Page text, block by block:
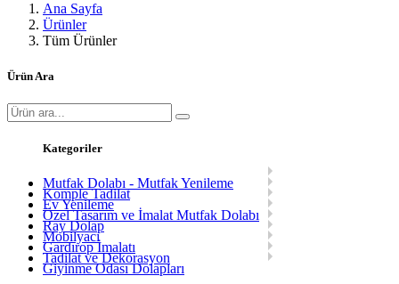
Ana Sayfa
Ürünler
Tüm Ürünler
Ürün Ara
Kategoriler
Mutfak Dolabı - Mutfak Yenileme
Komple Tadilat
Ev Yenileme
Özel Tasarım ve İmalat Mutfak Dolabı
Ray Dolap
Mobilyacı
Gardırop İmalatı
Tadilat ve Dekorasyon
Giyinme Odası Dolapları